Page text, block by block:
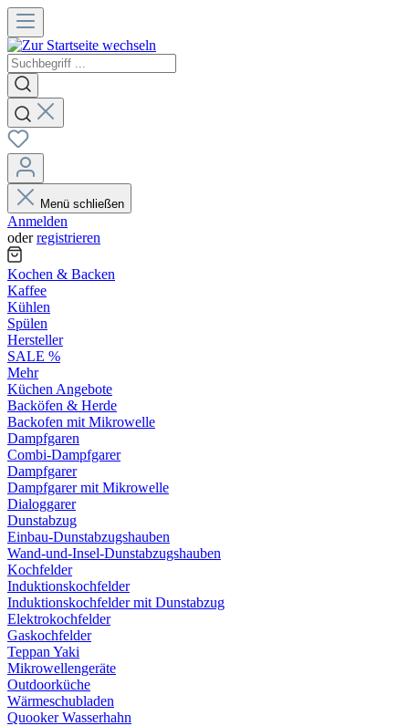
Menü schließen
Anmelden
oderregistrieren
Kochen & Backen
Kaffee
Kühlen
Spülen
Hersteller
SALE %
Mehr
Küchen Angebote
Backöfen & Herde
Backofen mit Mikrowelle
Dampfgaren
Combi-Dampfgarer
Dampfgarer
Dampfgarer mit Mikrowelle
Dialoggarer
Dunstabzug
Einbau-Dunstabzugshauben
Wand-und-Insel-Dunstabzugshauben
Kochfelder
Induktionskochfelder
Induktionskochfelder mit Dunstabzug
Elektrokochfelder
Gaskochfelder
Teppan Yaki
Mikrowellengeräte
Outdoorküche
Wärmeschubladen
Quooker Wasserhahn